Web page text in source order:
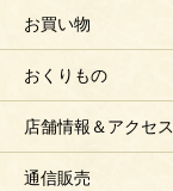
お買い物
おくりもの
店舗情報＆アクセス
通信販売